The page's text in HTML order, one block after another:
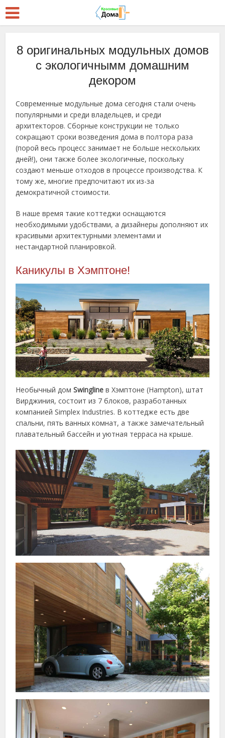
8 оригинальных модульных домов
с экологичнымм домашним
декором
Современные модульные дома сегодня стали очень
популярными и среди владельцев, и среди
архитекторов. Сборные конструкции не только
сокращают сроки возведения дома в полтора раза
(порой весь процесс занимает не больше нескольких
дней!), они также более экологичные, поскольку
создают меньше отходов в процессе производства. К
тому же, многие предпочитают их из-за
демократичной стоимости.
В наше время такие коттеджи оснащаются
необходимыми удобствами, а дизайнеры дополняют их
красивыми архитектурными элементами и
нестандартной планировкой.
Каникулы в Хэмптоне!
Необычный домSwingline в Хэмптоне (Hampton), штат
Вирджиния, состоит из 7 блоков, разработанных
компанией Simplex Industries. В коттедже есть две
спальни, пять ванных комнат, а также замечательный
плавательный бассейн и уютная терраса на крыше.